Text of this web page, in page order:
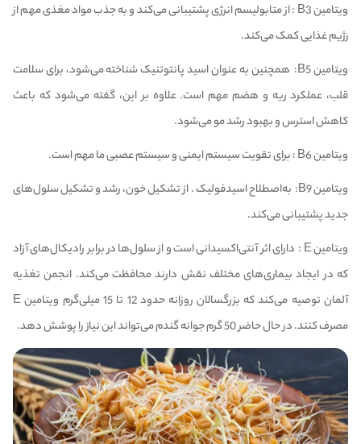
ویتامین B3
: از متابولیسم انرژی پشتیبانی می‌کند و به جذب مواد مغذی مهم از
رژیم غذایی کمک می‌کند.
ویتامین B5: همچنین به عنوان اسید پانتوتنیک شناخته می‌شود، برای سلامت
قلب، عملکرد ریه و هضم مهم است. علاوه بر این، گفته می‌شود که باعث
کاهش استرس و بهبود رشد مو می‌شود.
ویتامین B6
: برای تقویت سیستم ایمنی و سیستم عصبی ما مهم است.
ویتامین B9
: به‌اصطلاح اسیدفولیک . از تشکیل خون، رشد و تشکیل سلول‌های
جدید پشتیبانی می‌کند.
ویتامین E : دارای اثر آنتی‌اکسیدانی است و از سلول‌ها در برابر رادیکال‌های آزاد
که در ایجاد بیماری‌های مختلف نقش دارند محافظت می‌کند. انجمن تغذیه
آلمان توصیه می‌کند که بزرگسالان روزانه حدود 12 تا 15 میلی‌گرم ویتامین E
مصرف کنند. در حال حاضر 50 گرم جوانه گندم می‌تواند این نیاز را پوشش دهد.